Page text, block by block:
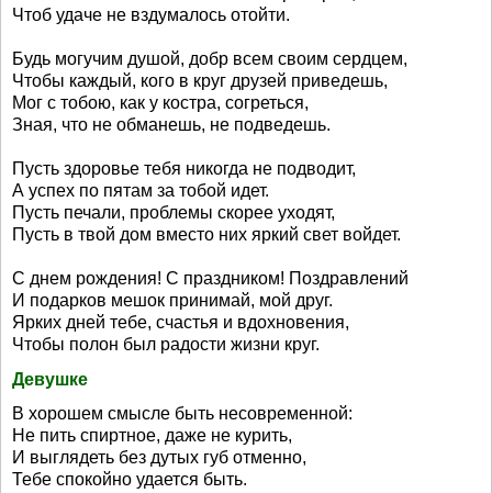
Чтоб удаче не вздумалось отойти.
Будь могучим душой, добр всем своим сердцем,
Чтобы каждый, кого в круг друзей приведешь,
Мог с тобою, как у костра, согреться,
Зная, что не обманешь, не подведешь.
Пусть здоровье тебя никогда не подводит,
А успех по пятам за тобой идет.
Пусть печали, проблемы скорее уходят,
Пусть в твой дом вместо них яркий свет войдет.
С днем рождения! С праздником! Поздравлений
И подарков мешок принимай, мой друг.
Ярких дней тебе, счастья и вдохновения,
Чтобы полон был радости жизни круг.
Девушке
В хорошем смысле быть несовременной:
Не пить спиртное, даже не курить,
И выглядеть без дутых губ отменно,
Тебе спокойно удается быть.